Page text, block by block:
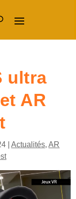
ultra
AR
|Actualités,AR